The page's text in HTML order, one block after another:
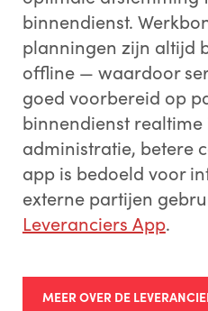
binnendienst.
planningen zijn altijd
offline — waardoor
goed voorbereid op
binnendienst
administratie, betere
app is bedoeld voor
externe partijen
Leveranciers App.
MEER OVER DE